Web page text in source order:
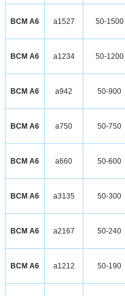
ВСМ А6 а1527 50-1500
ВСМ А6 а1234 50-1200
ВСМ А6 а942 50-900
ВСМ А6 а750 50-750
ВСМ А6 а660 50-600
ВСМ А6 а3135 50-300
ВСМ А6 а2167 50-240
ВСМ А6 а1212 50-190